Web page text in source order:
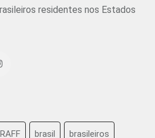
residentes nos Estados
brasil brasileiros